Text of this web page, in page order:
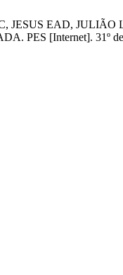
JESUS EAD,
[Internet]. 31º de